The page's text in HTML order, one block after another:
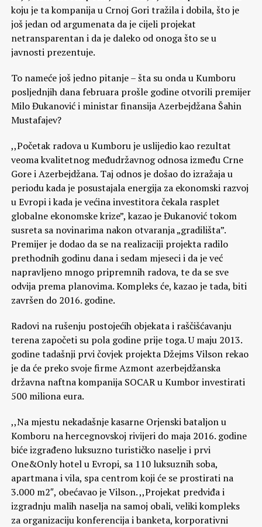
koju je ta kompanija u Crnoj Gori tražila i dobila, što je
još jedan od argumenata da je cijeli projekat
netransparentan i da je daleko od onoga što se u
javnosti prezentuje.
To nameće još jedno pitanje – šta su onda u Kumboru
posljednjih dana februara prošle godine otvorili premijer
Milo Đukanović i ministar finansija Azerbejdžana Šahin
Mustafajev?
,,Početak radova u Kumboru je uslijedio kao rezultat
veoma kvalitetnog međudržavnog odnosa između Crne
Gore i Azerbejdžana. Taj odnos je došao do izražaja u
periodu kada je posustajala energija za ekonomski razvoj
u Evropi i kada je većina investitora čekala rasplet
globalne ekonomske krize”, kazao je Đukanović tokom
susreta sa novinarima nakon otvaranja „gradilišta”.
Premijer je dodao da se na realizaciji projekta radilo
prethodnih godinu dana i sedam mjeseci i da je već
napravljeno mnogo pripremnih radova, te da se sve
odvija prema planovima. Kompleks će, kazao je tada, biti
završen do 2016. godine.
Radovi na rušenju postojećih objekata i raščišćavanju
terena započeti su pola godine prije toga. U maju 2013.
godine tadašnji prvi čovjek projekta Džejms Vilson rekao
je da će preko svoje firme Azmont azerbejdžanska
državna naftna kompanija SOCAR u Kumbor investirati
500 miliona eura.
,,Na mjestu nekadašnje kasarne Orjenski bataljon u
Komboru na hercegnovskoj rivijeri do maja 2016. godine
biće izgrađeno luksuzno turističko naselje i prvi
One&Only hotel u Evropi, sa 110 luksuznih soba,
apartmana i vila, spa centrom koji će se prostirati na
3.000 m2″, obećavao je Vilson. ,,Projekat predviđa i
izgradnju malih naselja na samoj obali, veliki kompleks
za organizaciju konferencija i banketa, korporativni